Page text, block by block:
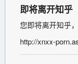
即将离开知乎
您即将离开知乎
http://xnxx-